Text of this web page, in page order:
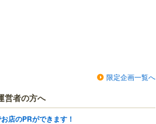
限定企画一覧へ
営者の方へ
店のPRができます！